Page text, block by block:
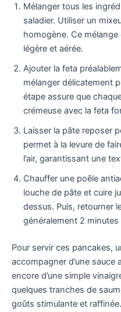
Mélanger tous les
saladier. Utiliser un
homogène. Ce mélange
légère et aérée.
Ajouter la feta
mélanger délicatement
étape assure que
crémeuse avec la feta
Laisser la pâte reposer
permet à la levure de
l’air, garantissant une
Chauffer une poêle
louche de pâte et cuire
dessus. Puis, retourner
généralement 2
Pour servir ces pancakes,
accompagner d’une sauce
encore d’une simple
quelques tranches de
goûts stimulante et